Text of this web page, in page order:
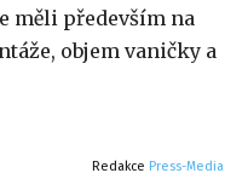
měli především na
objem vaničky a
Redakce Press-Media